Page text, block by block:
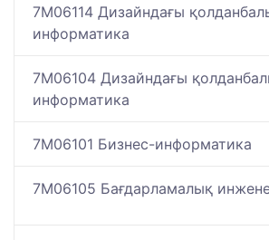
7M06114 Дизайндағы
информатика
7M06104 Дизайндағы
информатика
7M06101 Бизнес-информатика
7M06105 Бағдарламалық